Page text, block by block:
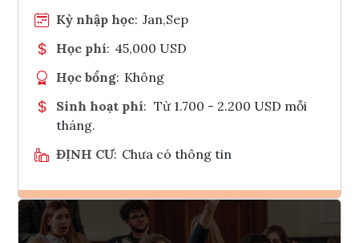
Kỳ nhập học: Jan,Sep
Học phí: 45,000 USD
Học bổng: Không
Sinh hoạt phí: Từ 1.700 - 2.200 USD mỗi
tháng.
ĐỊNH CƯ: Chưa có thông tin
Ghi danh